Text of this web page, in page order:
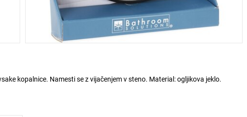
kopalnice. Namesti se z vijačenjem v steno. Material: ogljikova jeklo.